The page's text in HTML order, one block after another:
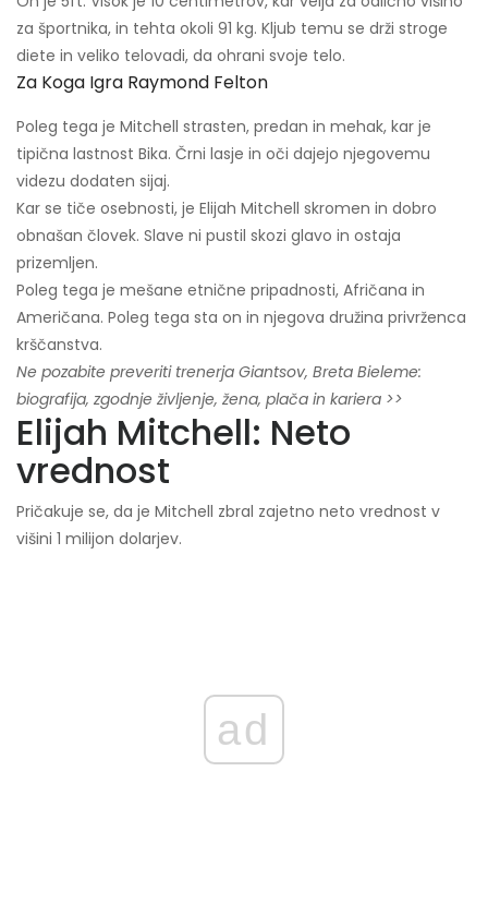
za športnika, in tehta okoli 91 kg. Kljub temu se drži stroge
diete in veliko telovadi, da ohrani svoje telo.
Za Koga Igra Raymond Felton
Poleg tega je Mitchell strasten, predan in mehak, kar je
tipična lastnost Bika. Črni lasje in oči dajejo njegovemu
videzu dodaten sijaj.
Kar se tiče osebnosti, je Elijah Mitchell skromen in dobro
obnašan človek. Slave ni pustil skozi glavo in ostaja
prizemljen.
Poleg tega je mešane etnične pripadnosti, Afričana in
Američana. Poleg tega sta on in njegova družina privrženca
krščanstva.
Ne pozabite preveriti trenerja Giantsov, Breta Bieleme:
biografija, zgodnje življenje, žena, plača in kariera >>
Elijah Mitchell: Neto
vrednost
Pričakuje se, da je Mitchell zbral zajetno neto vrednost v
višini 1 milijon dolarjev.
ad